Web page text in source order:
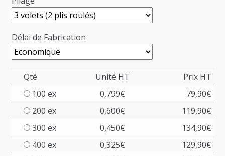
Délai de Fabrication
Qté Unité HT
Prix HT
100 ex
0,799€ 79,90€
200 ex
0,600€ 119,90€
300 ex
0,450€ 134,90€
400 ex
0,325€ 129,90€